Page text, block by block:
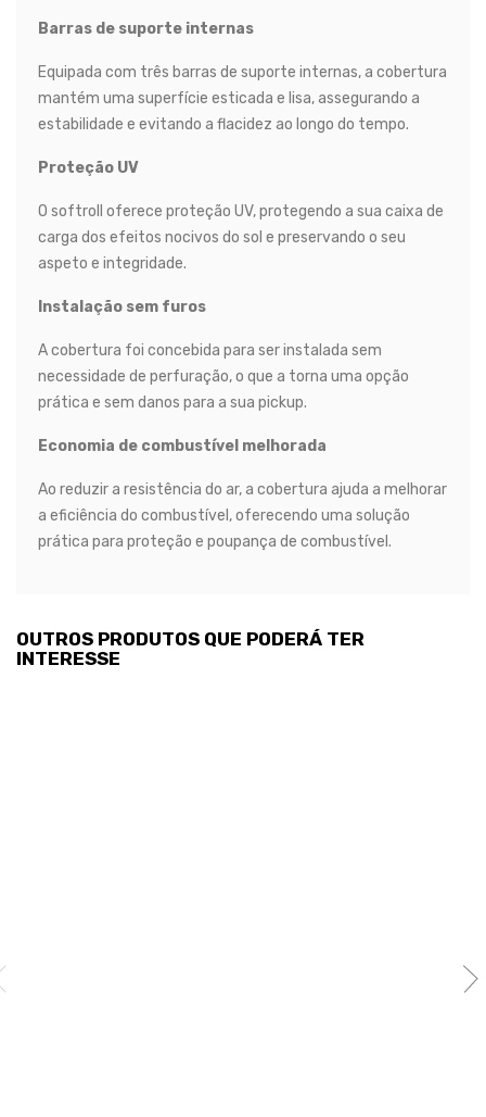
Barras de suporte internas
Equipada com três barras de suporte internas, a cobertura
mantém uma superfície esticada e lisa, assegurando a
estabilidade e evitando a flacidez ao longo do tempo.
Proteção UV
O softroll oferece proteção UV, protegendo a sua caixa de
carga dos efeitos nocivos do sol e preservando o seu
aspeto e integridade.
Instalação sem furos
A cobertura foi concebida para ser instalada sem
necessidade de perfuração, o que a torna uma opção
prática e sem danos para a sua pickup.
Economia de combustível melhorada
Ao reduzir a resistência do ar, a cobertura ajuda a melhorar
a eficiência do combustível, oferecendo uma solução
prática para proteção e poupança de combustível.
OUTROS PRODUTOS QUE PODERÁ TER
INTERESSE